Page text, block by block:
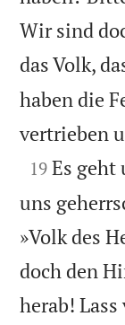
Wir sind
das Volk,
haben die
vertrieben

19 Es geht
uns
»Volk des
doch den
herab!